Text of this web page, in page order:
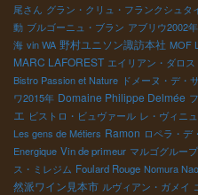
尾さん グラン・クリュ・フランクシュタ
動 ブルゴーニュ・ブラン アブリウ2002年
海 vin WA 野村ユニソン諏訪本社 MOF
MARC LAFOREST エイリアン・ダロス
Bistro Passion et Nature ドメーヌ・デ・
ワ2015年 Domaine Philippe Delmée
エ ビストロ・ビュヴァール レ・ヴィニ
Les gens de Métiers Ramon ロペラ・デ
Energique Vin de primeur マルゴグループ
ス・ミレジム Foulard Rouge Nomura
然派ワイン見本市 ルヴィアン・ガメイ